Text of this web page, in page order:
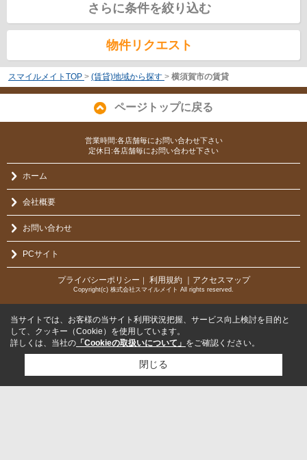
さらに条件を絞り込む
物件リクエスト
スマイルメイトTOP > (賃貸)地域から探す > 横須賀市の賃貸
ページトップに戻る
営業時間:各店舗毎にお問い合わせ下さい
定休日:各店舗毎にお問い合わせ下さい
ホーム
会社概要
お問い合わせ
PCサイト
プライバシーポリシー ｜ 利用規約 ｜アクセスマップ
Copyright(c) 株式会社スマイルメイト All rights reserved.
当サイトでは、お客様の当サイト利用状況把握、サービス向上検討を目的と
して、クッキー（Cookie）を使用しています。
詳しくは、当社の 「Cookieの取扱いについて」 をご確認ください。
閉じる